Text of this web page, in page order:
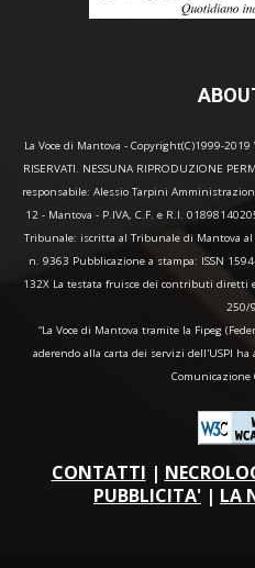
La Voce di Mantova - Copyright(C)1999-2019
RISERVATI. NESSUNA RIPRODUZIONE
responsabile: Alessio Tarpini
12 - Mantova - P.IVA, C.F. e R.I.
Tribunale: iscritta al Tribunale di Mantova
n. 9363 Pubblicazione a stampa: ISSN
132X La testata fruisce dei contributi diretti
250/
“La Voce di Mantova tramite la Fipeg
aderendo alla carta dei servizi dell'USPI
Comunicazione
CONTATTI |
PUBBLICITA' | LA